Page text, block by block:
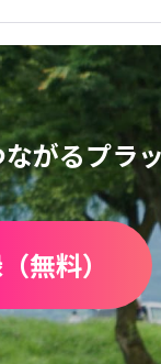
がるプラ
無料）